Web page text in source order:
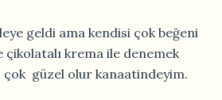
geldi ama kendisi çok beğeni
çikolatalı krema ile denemek
güzel olur kanaatindeyim.